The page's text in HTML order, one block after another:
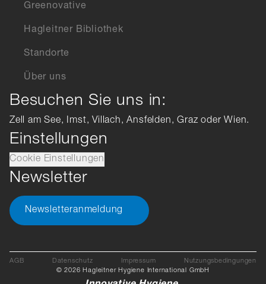
Greenovative
Hagleitner Bibliothek
Standorte
Über uns
Besuchen Sie uns in:
Zell am See, Imst, Villach, Ansfelden, Graz oder Wien.
Einstellungen
Cookie Einstellungen
Newsletter
Newsletteranmeldung
AGB Datenschutz Impressum
Nutzungsbedingungen
© 2026 Hagleitner Hygiene International GmbH